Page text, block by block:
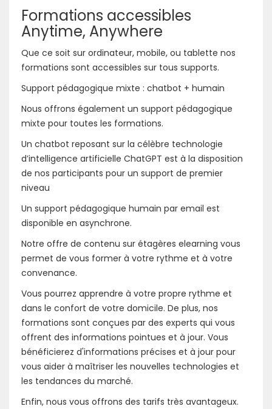
Formations accessibles
Anytime, Anywhere
Que ce soit sur ordinateur, mobile, ou tablette nos
formations sont accessibles sur tous supports.
Support pédagogique mixte : chatbot + humain
Nous offrons également un support pédagogique
mixte pour toutes les formations.
Un chatbot reposant sur la célèbre technologie
d’intelligence artificielle ChatGPT est à la disposition
de nos participants pour un support de premier
niveau
Un support pédagogique humain par email est
disponible en asynchrone.
Notre offre de contenu sur étagères elearning vous
permet de vous former à votre rythme et à votre
convenance.
Vous pourrez apprendre à votre propre rythme et
dans le confort de votre domicile. De plus, nos
formations sont conçues par des experts qui vous
offrent des informations pointues et à jour. Vous
bénéficierez d'informations précises et à jour pour
vous aider à maîtriser les nouvelles technologies et
les tendances du marché.
Enfin, nous vous offrons des tarifs très avantageux.